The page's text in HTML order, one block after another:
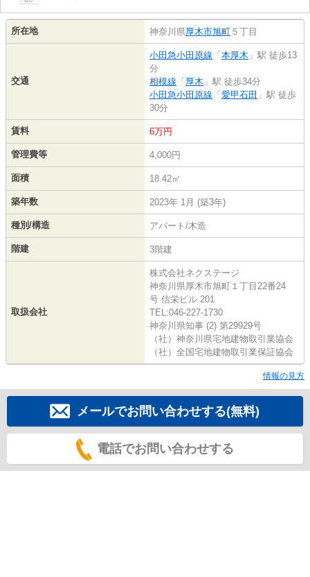
所在地 神奈川県厚木市旭町 ５丁目
交通
小田急小田原線 「 本厚木 」駅 徒歩13
分
相模線 「 厚木 」駅 徒歩34分
小田急小田原線 「 愛甲石田 」駅 徒歩
30分
賃料 6万円
管理費等 4,000円
面積 18.42㎡
築年数 2023年 1月 (築3年)
種別/構造 アパート/木造
階建 3階建
取扱会社
株式会社ネクステージ
神奈川県厚木市旭町１丁目22番24
号 信栄ビル 201
TEL:046-227-1730
神奈川県知事 (2) 第29929号
（社）神奈川県宅地建物取引業協会
（社）全国宅地建物取引業保証協会
情報の見方
メールでお問い合わせする(無料)
電話でお問い合わせする